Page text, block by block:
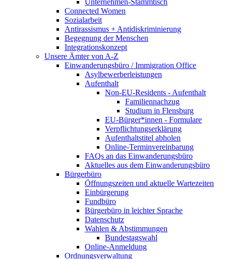
Unternehmen-Stammtisch
Connected Women
Sozialarbeit
Antirassismus + Antidiskriminierung
Begegnung der Menschen
Integrationskonzept
Unsere Ämter von A-Z
Einwanderungsbüro / Immigration Office
Asylbewerberleistungen
Aufenthalt
Non-EU-Residents - Aufenthalt
Familiennachzug
Studium in Flensburg
EU-Bürger*innen - Formulare
Verpflichtungserklärung
Aufenthaltstitel abholen
Online-Terminvereinbarung
FAQs an das Einwanderungsbüro
Aktuelles aus dem Einwanderungsbüro
Bürgerbüro
Öffnungszeiten und aktuelle Wartezeiten
Einbürgerung
Fundbüro
Bürgerbüro in leichter Sprache
Datenschutz
Wahlen & Abstimmungen
Bundestagswahl
Online-Anmeldung
Ordnungsverwaltung